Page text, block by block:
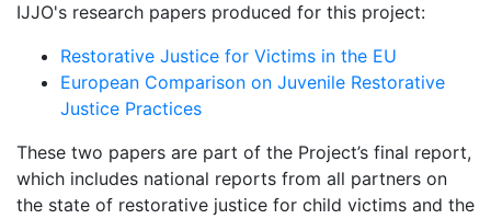
IJJO's research papers produced for this project:
Restorative Justice for Victims in the EU
European Comparison on Juvenile Restorative
Justice Practices
These two papers are part of the Project’s final report,
which includes national reports from all partners on
the state of restorative justice for child victims and the